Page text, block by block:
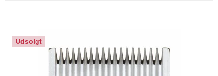
Udsolgt